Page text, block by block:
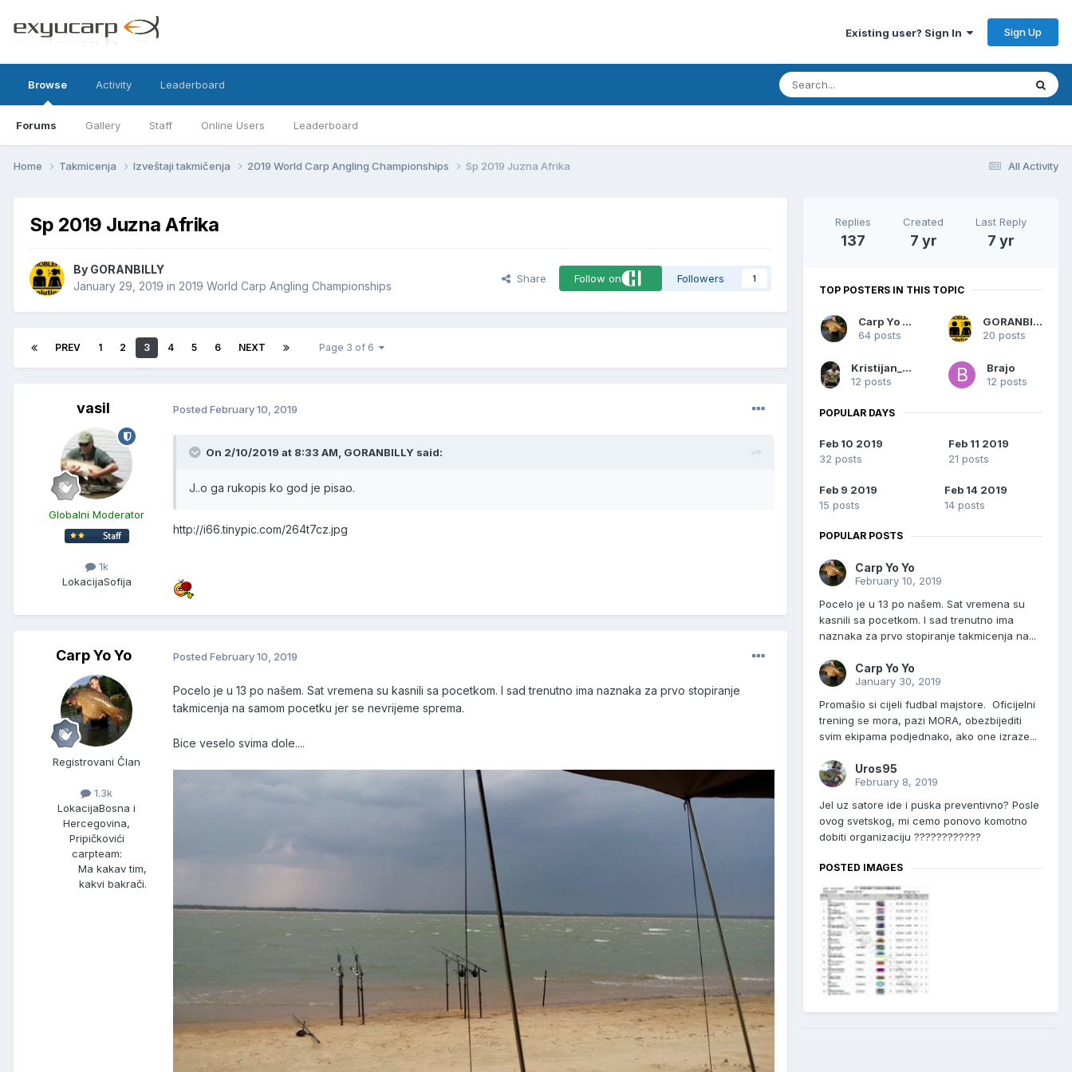
Existing user? Sign In Sign Up
Browse
Forums Gallery Staff Online Users Leaderboard
Activity Leaderboard
All Activity
Home Takmicenja Izveštaji takmičenja 2019 World Carp Angling Championships Sp 2019 Juzna Afrika
Sp 2019 Juzna Afrika
By GORANBILLY
January 29, 2019 in 2019 World Carp Angling Championships
Share Follow on Followers 1
PREV 1 2 3 4 5 6 NEXT Page 3 of 6
vasil
Globalni Moderator
1k
LokacijaSofija
Posted February 10, 2019
On 2/10/2019 at 8:33 AM, GORANBILLY said:
J..o ga rukopis ko god je pisao.
http://i66.tinypic.com/264t7cz.jpg
Carp Yo Yo
Registrovani Član
1.3k
LokacijaBosna i
Hercegovina,
Pripičkovići
carpteam:
Ma kakav tim,
kakvi bakrači.
Posted February 10, 2019
Pocelo je u 13 po našem. Sat vremena su kasnili sa pocetkom. I sad trenutno ima naznaka za prvo stopiranje
takmicenja na samom pocetku jer se nevrijeme sprema.
Bice veselo svima dole....
Replies
137
Created
7 yr
Last Reply
7 yr
TOP POSTERS IN THIS TOPIC
Carp Yo Yo
64 posts
GORANBILLY
20 posts
Kristijan_Sombor
12 posts
Brajo
12 posts
POPULAR DAYS
Feb 10 2019
32 posts
Feb 11 2019
21 posts
Feb 9 2019
15 posts
Feb 14 2019
14 posts
POPULAR POSTS
Carp Yo Yo
February 10, 2019
Pocelo je u 13 po našem. Sat vremena su
kasnili sa pocetkom. I sad trenutno ima
naznaka za prvo stopiranje takmicenja na...
Carp Yo Yo
January 30, 2019
Promašio si cijeli fudbal majstore. Oficijelni
trening se mora, pazi MORA, obezbijediti
svim ekipama podjednako, ako one izraze...
Uros95
February 8, 2019
Jel uz satore ide i puska preventivno? Posle
ovog svetskog, mi cemo ponovo komotno
dobiti organizaciju ????????????
POSTED IMAGES